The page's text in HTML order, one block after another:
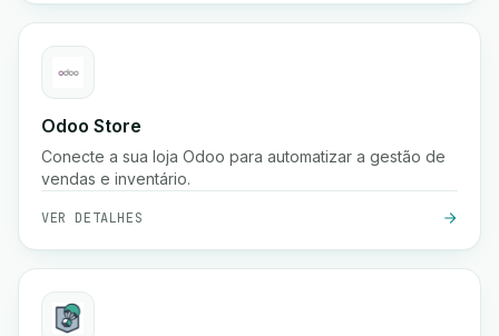
Odoo Store
Conecte a sua loja Odoo para automatizar a gestão de
vendas e inventário.
VER DETALHES